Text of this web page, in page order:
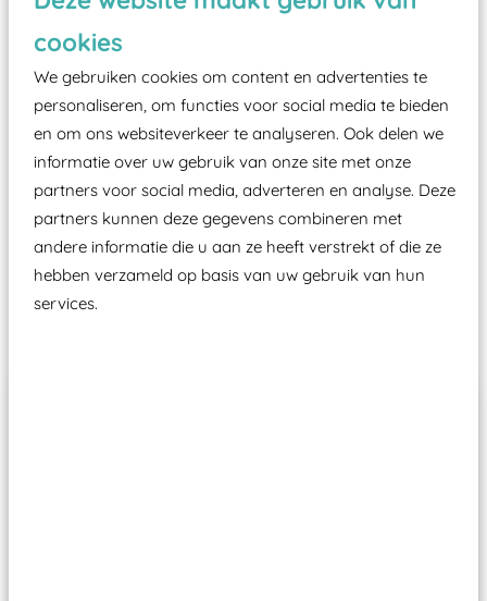
cookies
We gebruiken cookies om content en advertenties te
personaliseren, om functies voor social media te bieden
en om ons websiteverkeer te analyseren. Ook delen we
informatie over uw gebruik van onze site met onze
partners voor social media, adverteren en analyse. Deze
partners kunnen deze gegevens combineren met
andere informatie die u aan ze heeft verstrekt of die ze
hebben verzameld op basis van uw gebruik van hun
services.
zoals kunstgras, rubber tegels of boomschors?
Elk speeltoestel in de openbare ruimte voorzien
moet zijn van een typekeuring, -plaatje en
certificering, uitgegeven door een Nederlands
aangewezen keuringsinstantie?
Wij ook speeltoestellen kunnen laten keuren zodat
ze toch binnen het Warenwetbesluit Attractie- en
Speeltoestellen vallen?